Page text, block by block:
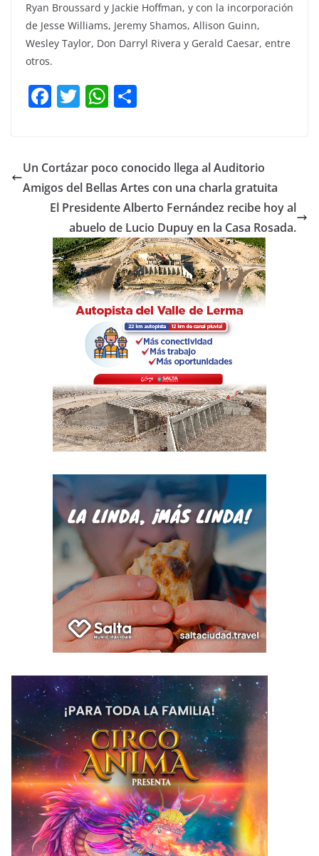
Ryan Broussard y Jackie Hoffman, y con la incorporación
de Jesse Williams, Jeremy Shamos, Allison Guinn,
Wesley Taylor, Don Darryl Rivera y Gerald Caesar, entre
otros.
F
e
b
o
o
k
T
er
W
s
A
p
p
p
ar
tir
Un Cortázar poco conocido llega al Auditorio
Amigos del Bellas Artes con una charla gratuita
El Presidente Alberto Fernández recibe hoy al
abuelo de Lucio Dupuy en la Casa Rosada.